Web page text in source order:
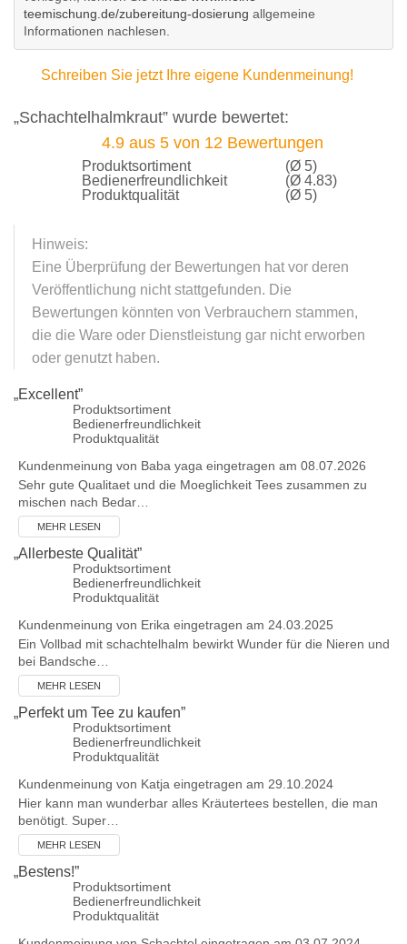
teemischung.de/zubereitung-dosierung allgemeine
Informationen nachlesen.
Schreiben Sie jetzt Ihre eigene Kundenmeinung!
„Schachtelhalmkraut” wurde bewertet:
4.9 aus 5 von 12 Bewertungen
Produktsortiment
(Ø 5)
Bedienerfreundlichkeit
(Ø 4.83)
Produktqualität
(Ø 5)
Hinweis:
Eine Überprüfung der Bewertungen hat vor deren
Veröffentlichung nicht stattgefunden. Die
Bewertungen könnten von Verbrauchern stammen,
die die Ware oder Dienstleistung gar nicht erworben
oder genutzt haben.
„Excellent”
Produktsortiment
Bedienerfreundlichkeit
Produktqualität
Kundenmeinung von Baba yaga eingetragen am 08.07.2026
Sehr gute Qualitaet und die Moeglichkeit Tees zusammen zu
mischen nach Bedar…
MEHR LESEN
„Allerbeste Qualität”
Produktsortiment
Bedienerfreundlichkeit
Produktqualität
Kundenmeinung von Erika eingetragen am 24.03.2025
Ein Vollbad mit schachtelhalm bewirkt Wunder für die Nieren und
bei Bandsche…
MEHR LESEN
„Perfekt um Tee zu kaufen”
Produktsortiment
Bedienerfreundlichkeit
Produktqualität
Kundenmeinung von Katja eingetragen am 29.10.2024
Hier kann man wunderbar alles Kräutertees bestellen, die man
benötigt. Super…
MEHR LESEN
„Bestens!”
Produktsortiment
Bedienerfreundlichkeit
Produktqualität